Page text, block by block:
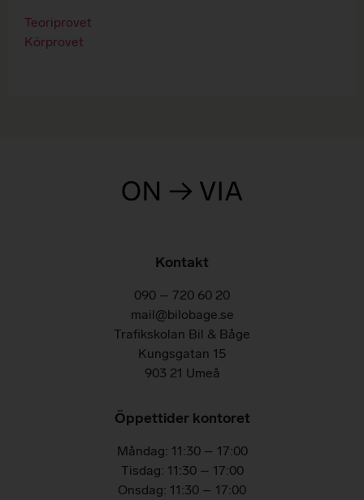
Teoriprovet
Körprovet
Kontakt
090 – 720 60 20
mail@bilobage.se
Trafikskolan Bil & Båge
Kungsgatan 15
903 21 Umeå
Öppettider kontoret
Måndag: 11:30 – 17:00
Tisdag: 11:30 – 17:00
Onsdag: 11:30 – 17:00